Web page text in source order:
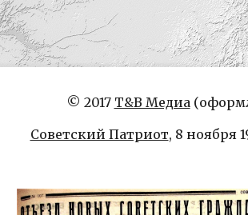
© 2017 Т&В Медиа
Советский Патриот, 8 ноября